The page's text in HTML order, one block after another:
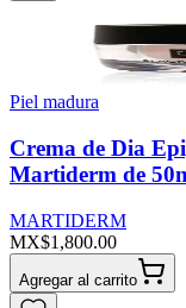
Piel madura
Crema de Dia
Martiderm de
MARTIDERM
MX$1,800.00
Agregar al carrito